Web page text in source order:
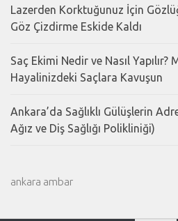
Lazerden Korktuğunuz İçin
Göz Çizdirme Eskide Kaldı
Saç Ekimi Nedir ve Nasıl
Hayalinizdeki Saçlara Kavuşun
Ankara’da Sağlıklı Gülüşlerin
Ağız ve Diş Sağlığı Polikliniği)
ankara ambar